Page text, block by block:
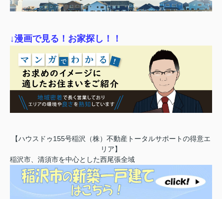
↓漫画で見る！お家探し！！
【ハウスドゥ155号稲沢（株）不動産トータルサポートの得意エ
リア】
稲沢市、清須市を中心とした西尾張全域